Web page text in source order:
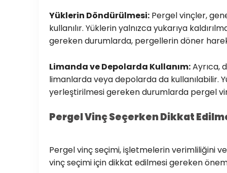
Yüklerin Döndürülmesi: Pergel vinçler,
kullanılır. Yüklerin yalnızca yukarıya
gereken durumlarda, pergellerin döner
Limanda ve Depolarda Kullanım:Ayrıca,
limanlarda veya depolarda da kullanılabilir.
yerleştirilmesi gereken durumlarda pergel
Pergel Vinç Seçerken Dikkat
Pergel vinç seçimi, işletmelerin verimliliğini
vinç seçimi için dikkat edilmesi gereken